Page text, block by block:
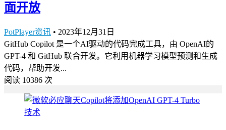
面开放
PotPlayer资讯 • 2023年12月31日
GitHub Copilot 是一个AI驱动的代码完成工具，由 OpenAI的
GPT-4 和 GitHub 联合开发。它利用机器学习模型预测和生成
代码，帮助开发...
阅读 10386 次